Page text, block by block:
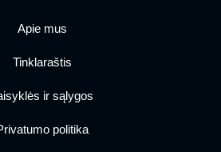
Apie mus
Tinklaraštis
ir sąlygos
politika